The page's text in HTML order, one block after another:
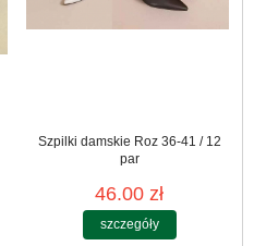
Szpilki damskie Roz 36-41 / 12
par
46.00 zł
szczegóły